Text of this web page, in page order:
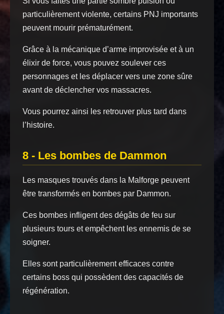
particulièrement violente, certains PNJ importants
peuvent mourir prématurément.
Grâce à la mécanique d’arme improvisée et à un
élixir de force, vous pouvez soulever ces
personnages et les déplacer vers une zone sûre
avant de déclencher vos massacres.
Vous pourrez ainsi les retrouver plus tard dans
l’histoire.
8 - Les bombes de Dammon
Les masques trouvés dans la Malforge peuvent
être transformés en bombes par Dammon.
Ces bombes infligent des dégâts de feu sur
plusieurs tours et empêchent les ennemis de se
soigner.
Elles sont particulièrement efficaces contre
certains boss qui possèdent des capacités de
régénération.